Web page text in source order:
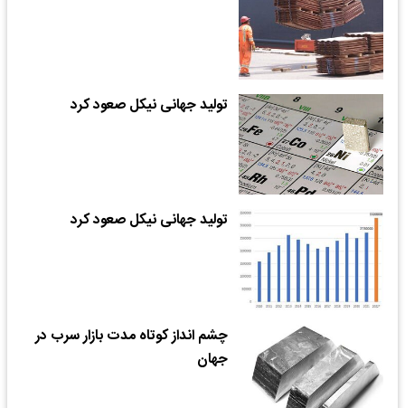
تولید جهانی نیکل صعود کرد
تولید جهانی نیکل صعود کرد
چشم انداز کوتاه مدت بازار سرب در
جهان